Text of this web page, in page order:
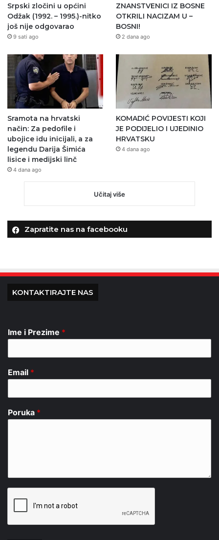
Srpski zločini u općini
Odžak (1992. – 1995.)-nitko
još nije odgovarao
9 sati ago
ZNANSTVENICI IZ BOSNE
OTKRILI NACIZAM U –
BOSNI!
2 dana ago
Sramota na hrvatski
način: Za pedofile i
ubojice idu inicijali, a za
legendu Darija Šimića
lisice i medijski linč
4 dana ago
KOMADIĆ POVIJESTI KOJI
JE PODIJELIO I UJEDINIO
HRVATSKU
4 dana ago
Učitaj više
Zapratite nas na facebooku
KONTAKTIRAJTE NAS
Ime i Prezime *
Email *
Poruka *